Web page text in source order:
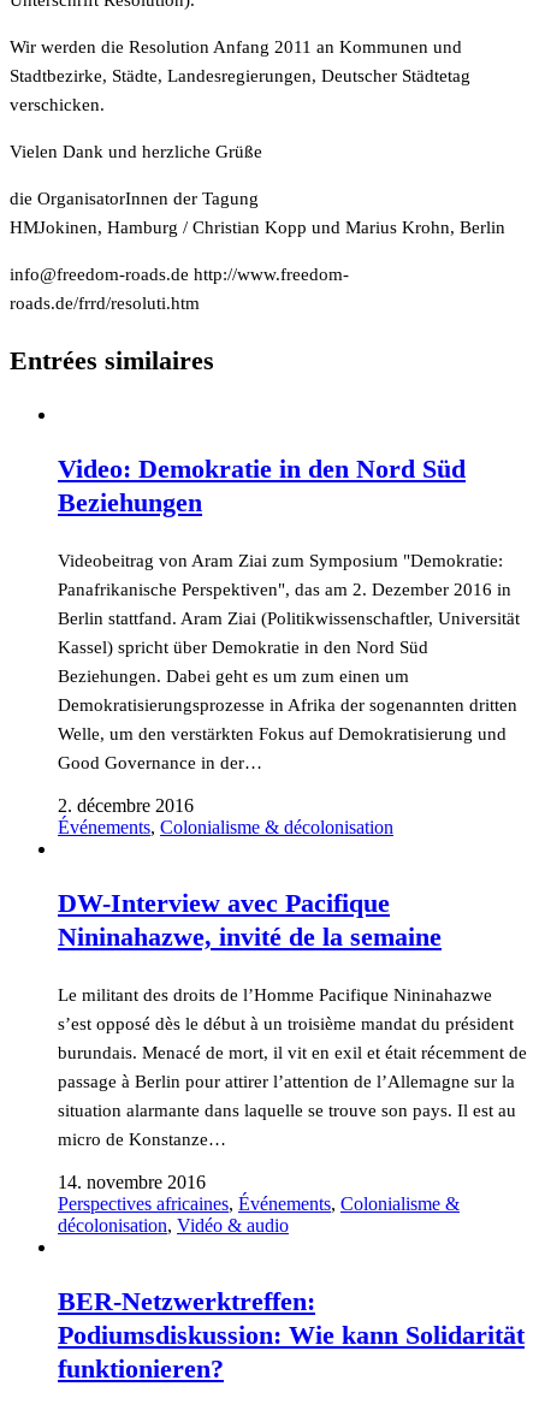
Wir werden die Resolution Anfang 2011 an Kommunen und
Stadtbezirke, Städte, Landesregierungen, Deutscher Städtetag
verschicken.
Vielen Dank und herzliche Grüße
die OrganisatorInnen der Tagung
HMJokinen, Hamburg / Christian Kopp und Marius Krohn, Berlin
ed.sdaor-modeerf@ofni http://www.freedom-
roads.de/frrd/resoluti.htm
Entrées similaires
Video: Demokratie in den Nord Süd
Beziehungen
Videobeitrag von Aram Ziai zum Symposium "Demokratie:
Panafrikanische Perspektiven", das am 2. Dezember 2016 in
Berlin stattfand. Aram Ziai (Politikwissenschaftler, Universität
Kassel) spricht über Demokratie in den Nord Süd
Beziehungen. Dabei geht es um zum einen um
Demokratisierungsprozesse in Afrika der sogenannten dritten
Welle, um den verstärkten Fokus auf Demokratisierung und
Good Governance in der…
2. décembre 2016
Événements, Colonialisme & décolonisation
DW-Interview avec Pacifique
Nininahazwe, invité de la semaine
Le militant des droits de l’Homme Pacifique Nininahazwe
s’est opposé dès le début à un troisième mandat du président
burundais. Menacé de mort, il vit en exil et était récemment de
passage à Berlin pour attirer l’attention de l’Allemagne sur la
situation alarmante dans laquelle se trouve son pays. Il est au
micro de Konstanze…
14. novembre 2016
Perspectives africaines, Événements, Colonialisme &
décolonisation, Vidéo & audio
BER-Netzwerktreffen:
Podiumsdiskussion: Wie kann Solidarität
funktionieren?